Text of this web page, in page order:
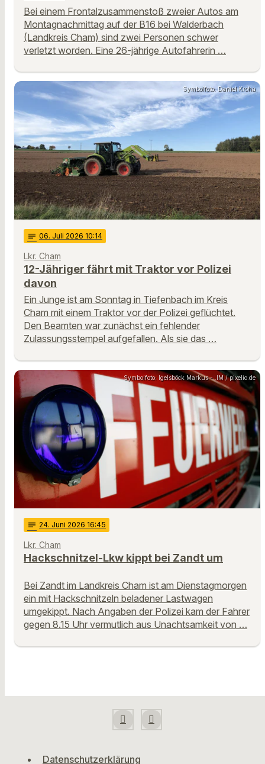
Bei einem Frontalzusammenstoß zweier Autos am
Montagnachmittag auf der B16 bei Walderbach
(Landkreis Cham) sind zwei Personen schwer
verletzt worden. Eine 26-jährige Autofahrerin …
Symbolfoto: Daniel Kroha
notes 06. Juli 2026 10:14
Lkr. Cham
12-Jähriger fährt mit Traktor vor Polizei
davon
Ein Junge ist am Sonntag in Tiefenbach im Kreis
Cham mit einem Traktor vor der Polizei geflüchtet.
Den Beamten war zunächst ein fehlender
Zulassungsstempel aufgefallen. Als sie das …
Symbolfoto: Igelsböck Markus - .IM / pixelio.de
notes 24. Juni 2026 16:45
Lkr. Cham
Hackschnitzel-Lkw kippt bei Zandt um
Bei Zandt im Landkreis Cham ist am Dienstagmorgen
ein mit Hackschnitzeln beladener Lastwagen
umgekippt. Nach Angaben der Polizei kam der Fahrer
gegen 8.15 Uhr vermutlich aus Unachtsamkeit von …
Datenschutzerklärung